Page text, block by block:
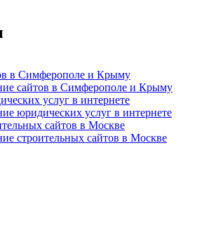
сайтов в Симферополе и Крыму
юридических услуг в интернете
строительных сайтов в Москве